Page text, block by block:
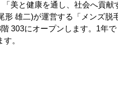
美と健康を通し、社会へ貢献
雄二)が運営する「メンズ脱
303にオープンします。1年
。